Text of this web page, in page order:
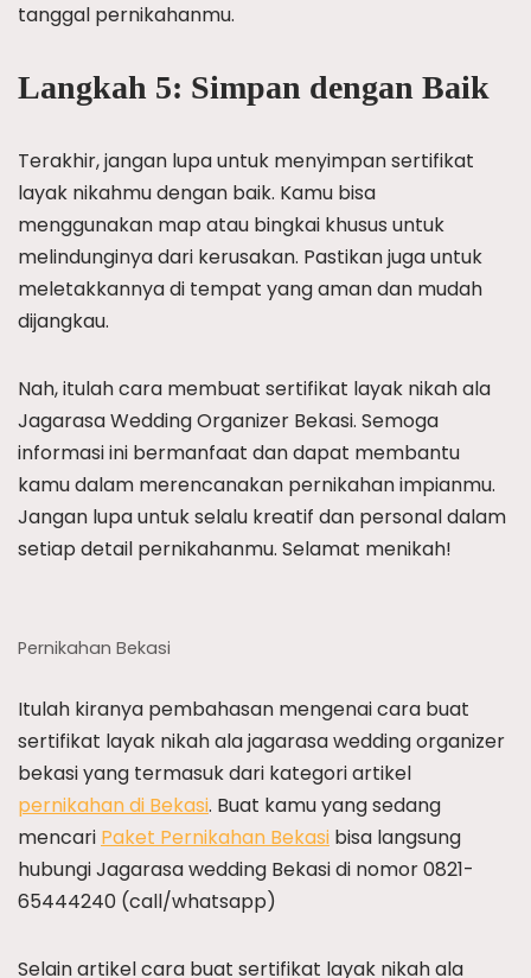
tanggal pernikahanmu.
Langkah 5: Simpan dengan Baik
Terakhir, jangan lupa untuk menyimpan sertifikat
layak nikahmu dengan baik. Kamu bisa
menggunakan map atau bingkai khusus untuk
melindunginya dari kerusakan. Pastikan juga untuk
meletakkannya di tempat yang aman dan mudah
dijangkau.
Nah, itulah cara membuat sertifikat layak nikah ala
Jagarasa Wedding Organizer Bekasi. Semoga
informasi ini bermanfaat dan dapat membantu
kamu dalam merencanakan pernikahan impianmu.
Jangan lupa untuk selalu kreatif dan personal dalam
setiap detail pernikahanmu. Selamat menikah!
Pernikahan Bekasi
Itulah kiranya pembahasan mengenai cara buat
sertifikat layak nikah ala jagarasa wedding organizer
bekasi yang termasuk dari kategori artikel
pernikahan di Bekasi. Buat kamu yang sedang
mencari Paket Pernikahan Bekasi bisa langsung
hubungi Jagarasa wedding Bekasi di nomor 0821-
65444240 (call/whatsapp)
Selain artikel cara buat sertifikat layak nikah ala